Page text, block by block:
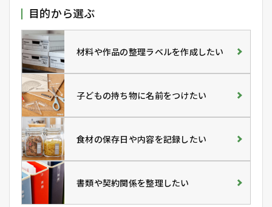
目的から選ぶ
材料や作品の整理ラベルを作成したい
子どもの持ち物に名前をつけたい
食材の保存日や内容を記録したい
書類や契約関係を整理したい